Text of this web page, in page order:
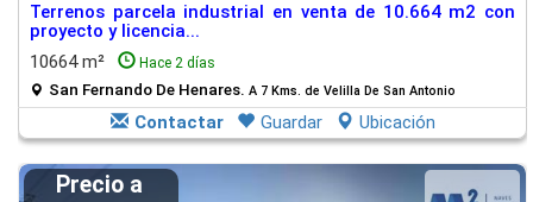
Terrenos parcela industrial en venta de 10.664 m2 con
proyecto y licencia...
10664 m²
Hace 2 días
San Fernando De Henares. A 7 Kms. de Velilla De San Antonio
Contactar Guardar Ubicación
Precio a